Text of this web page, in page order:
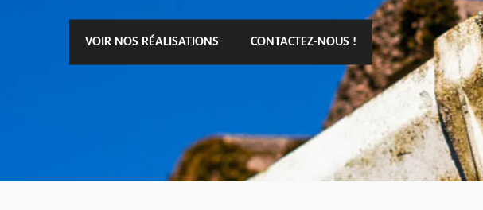
VOIR NOS RÉALISATIONS CONTACTEZ-NOUS !